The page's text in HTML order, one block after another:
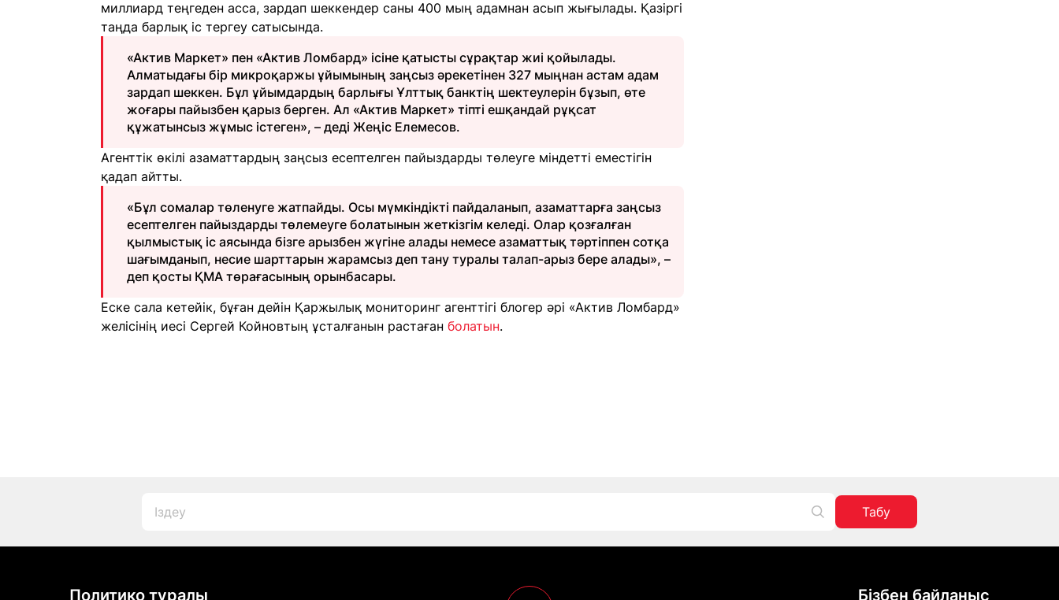
миллиард теңгеден асса, зардап шеккендер саны 400 мың адамнан асып жығылады. Қазіргі
таңда барлық іс тергеу сатысында.
«Актив Маркет» пен «Актив Ломбард» ісіне қатысты сұрақтар жиі қойылады.
Алматыдағы бір микроқаржы ұйымының заңсыз әрекетінен 327 мыңнан астам адам
зардап шеккен. Бұл ұйымдардың барлығы Ұлттық банктің шектеулерін бұзып, өте
жоғары пайызбен қарыз берген. Ал «Актив Маркет» тіпті ешқандай рұқсат
құжатынсыз жұмыс істеген», – деді Жеңіс Елемесов.
Агенттік өкілі азаматтардың заңсыз есептелген пайыздарды төлеуге міндетті еместігін
қадап айтты.
«Бұл сомалар төленуге жатпайды. Осы мүмкіндікті пайдаланып, азаматтарға заңсыз
есептелген пайыздарды төлемеуге болатынын жеткізгім келеді. Олар қозғалған
қылмыстық іс аясында бізге арызбен жүгіне алады немесе азаматтық тәртіппен сотқа
шағымданып, несие шарттарын жарамсыз деп тану туралы талап-арыз бере алады», –
деп қосты ҚМА төрағасының орынбасары.
Еске сала кетейік, бұған дейін Қаржылық мониторинг агенттігі блогер әрі «Актив Ломбард»
желісінің иесі Сергей Койновтың ұсталғанын растаған болатын.
Табу
Политико туралы Бізбен байланыс